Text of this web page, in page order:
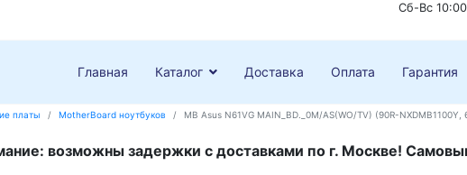
Сб-Вс
Главная Каталог Доставка Оплата Гарантия
платы MotherBoard ноутбуков MB Asus N61VG MAIN_BD._0M/AS(WO/TV) (90R-NXDMB1100Y,
возможны задержки с доставками по г. Москве!